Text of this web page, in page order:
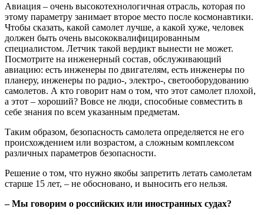
Авиация – очень высокотехнологичная отрасль, которая по
этому параметру занимает второе место после космонавтики.
Чтобы сказать, какой самолет лучше, а какой хуже, человек
должен быть очень высококвалифицированным
специалистом. Летчик такой вердикт вынести не может.
Посмотрите на инженерный состав, обслуживающий
авиацию: есть инженеры по двигателям, есть инженеры по
планеру, инженеры по радио-, электро-, светооборудованию
самолетов. А кто говорит нам о том, что этот самолет плохой,
а этот – хороший? Вовсе не люди, способные совместить в
себе знания по всем указанным предметам.
Таким образом, безопасность самолета определяется не его
происхождением или возрастом, а сложным комплексом
различных параметров безопасности.
Решение о том, что нужно якобы запретить летать самолетам
старше 15 лет, – не обосновано, и выносить его нельзя.
– Мы говорим о российских или иностранных судах?